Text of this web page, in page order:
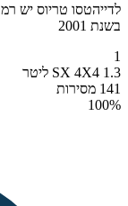
בשנת 2001
1
SX 4X4 1.3 ליטר
141 מסירות
100%